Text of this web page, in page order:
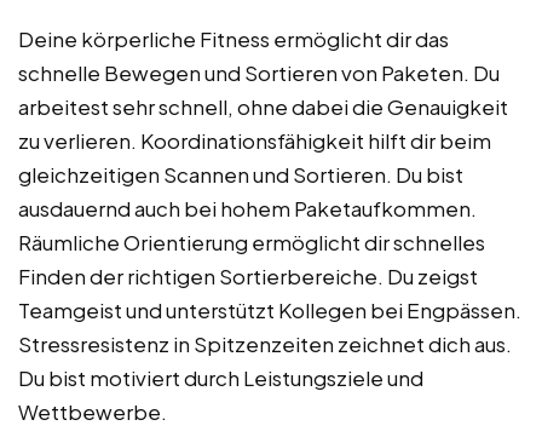
Deine körperliche Fitness ermöglicht dir das
schnelle Bewegen und Sortieren von Paketen. Du
arbeitest sehr schnell, ohne dabei die Genauigkeit
zu verlieren. Koordinationsfähigkeit hilft dir beim
gleichzeitigen Scannen und Sortieren. Du bist
ausdauernd auch bei hohem Paketaufkommen.
Räumliche Orientierung ermöglicht dir schnelles
Finden der richtigen Sortierbereiche. Du zeigst
Teamgeist und unterstützt Kollegen bei Engpässen.
Stressresistenz in Spitzenzeiten zeichnet dich aus.
Du bist motiviert durch Leistungsziele und
Wettbewerbe.